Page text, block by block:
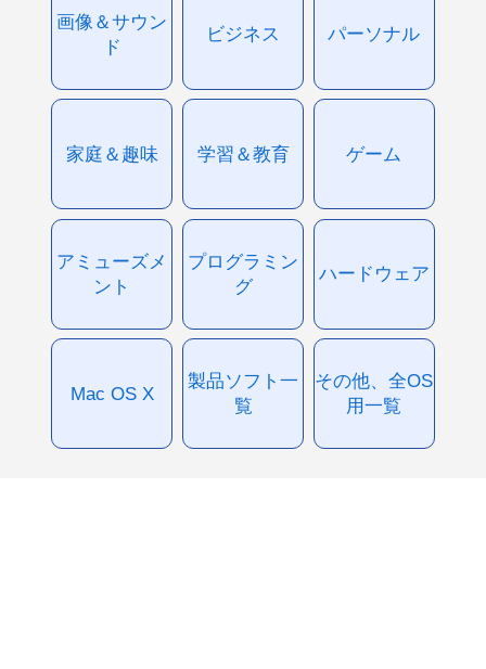
画像＆サウン
ド
ビジネス パーソナル
家庭＆趣味 学習＆教育 ゲーム
アミューズメ
ント
プログラミン
グ
ハードウェア
Mac OS X
製品ソフト一
覧
その他、全OS
用一覧